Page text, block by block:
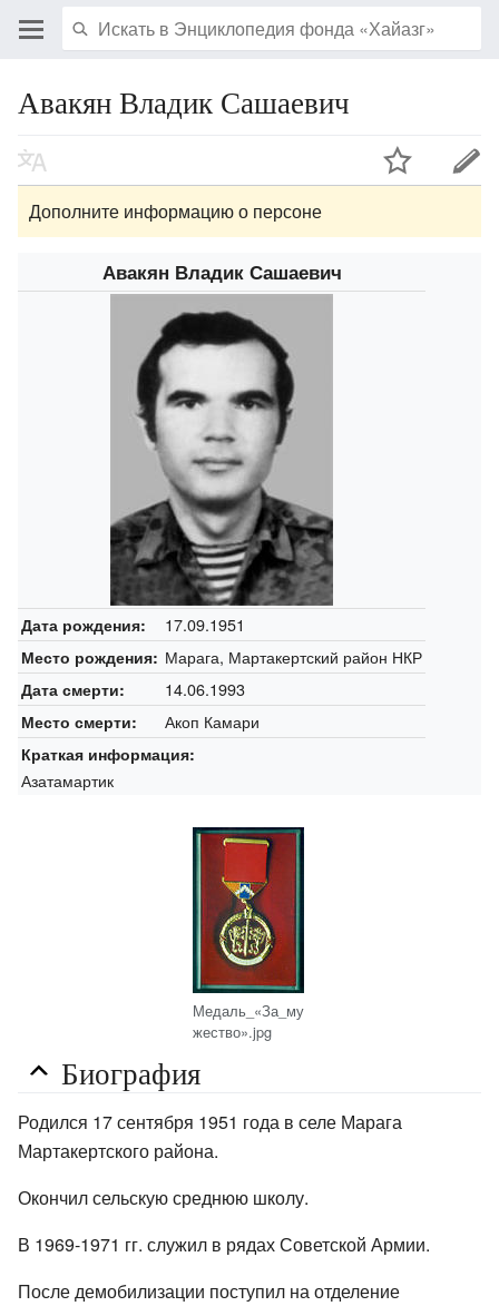
Авакян Владик Сашаевич
Дополните информацию о персоне
Авакян Владик Сашаевич
Дата рождения: 17.09.1951
Место рождения: Марага, Мартакертский район НКР
Дата смерти: 14.06.1993
Место смерти: Акоп Камари
Краткая информация:
Азатамартик
Медаль_«За_му
жество».jpg
Биография
Родился 17 сентября 1951 года в селе Марага
Мартакертского района.
Окончил сельскую среднюю школу.
В 1969-1971 гг. служил в рядах Советской Армии.
После демобилизации поступил на отделение